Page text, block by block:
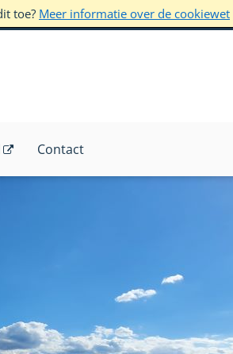
toe? Meer informatie over de cookiewet
Contact